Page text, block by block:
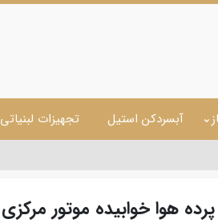
آبسردکن استیل تجهیزات لبنیاتی
هوا خوابیده موتور مرکزی